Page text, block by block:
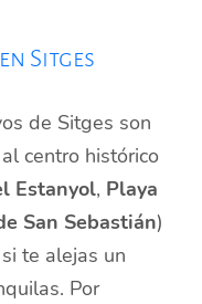
Sitges
de Sitges son
centro histórico
Estanyol, Playa
San Sebastián)
te alejas un
Por